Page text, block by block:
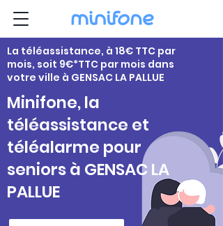
La téléassistance, à 18€ TTC par
mois, soit 9€*TTC par mois dans
votre ville à GENSAC LA PALLUE
Minifone, la
téléassistance et
téléalarme pour
seniors à GENSAC LA
PALLUE